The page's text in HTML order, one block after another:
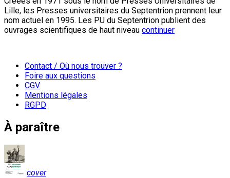
Lille, les Presses universitaires du Septentrion prennent leur
nom actuel en 1995. Les PU du Septentrion publient des
ouvrages scientifiques de haut niveau continuer
Contact / Où nous trouver ?
Foire aux questions
CGV
Mentions légales
RGPD
À paraître
cover